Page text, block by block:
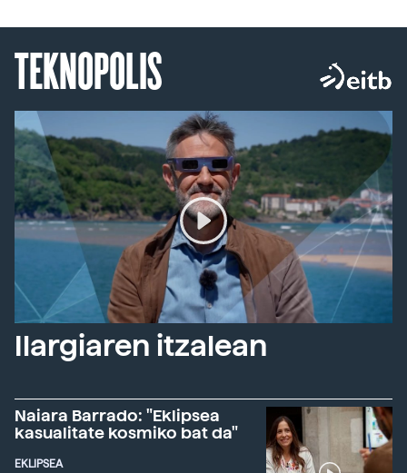
TEKNOPOLIS
Ilargiaren itzalean
Naiara Barrado: "Eklipsea
kasualitate kosmiko bat da"
EKLIPSEA